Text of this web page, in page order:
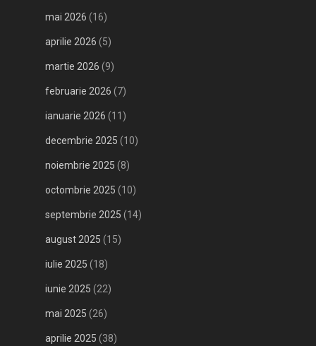
mai 2026 (16)
aprilie 2026 (5)
martie 2026 (9)
februarie 2026 (7)
ianuarie 2026 (11)
decembrie 2025 (10)
noiembrie 2025 (8)
octombrie 2025 (10)
septembrie 2025 (14)
august 2025 (15)
iulie 2025 (18)
iunie 2025 (22)
mai 2025 (26)
aprilie 2025 (38)